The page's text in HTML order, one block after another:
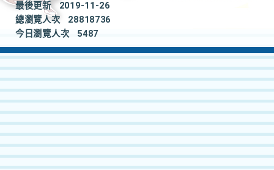
最後更新
2019-11-26
總瀏覽人次
28818736
今日瀏覽人次
5487